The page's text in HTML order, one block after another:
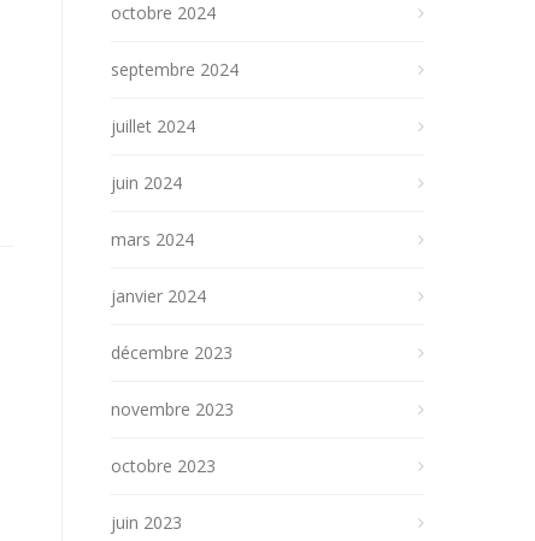
octobre 2024
septembre 2024
juillet 2024
juin 2024
mars 2024
janvier 2024
décembre 2023
novembre 2023
octobre 2023
juin 2023